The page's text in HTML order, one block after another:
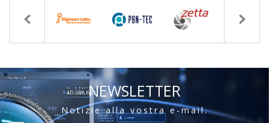
NEWSLETTER
Notizie alla vostra e-mail.